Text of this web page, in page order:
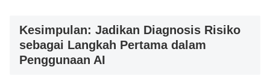
Kesimpulan: Jadikan Diagnosis Risiko
sebagai Langkah Pertama dalam
Penggunaan AI